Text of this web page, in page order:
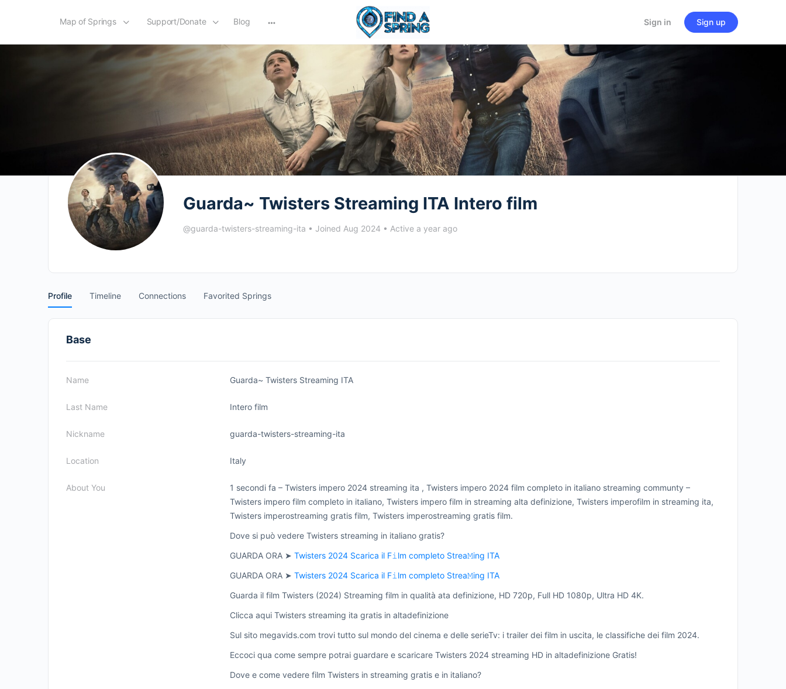
Map of Springs Support/Donate Blog
options
Sign in Sign up
Guarda~ Twisters Streaming ITA Intero film
@guarda-twisters-streaming-ita • Joined Aug 2024 • Active a year ago
Profile Timeline Connections Favorited Springs
Base
Name Guarda~ Twisters Streaming ITA
Last Name Intero film
Nickname guarda-twisters-streaming-ita
Location Italy
About You
1 secondi fa – Twisters impero 2024 streaming ita , Twisters impero 2024 film completo in italiano streaming communty –
Twisters impero film completo in italiano, Twisters impero film in streaming alta definizione, Twisters imperofilm in streaming ita,
Twisters imperostreaming gratis film, Twisters imperostreaming gratis film.
Dove si può vedere Twisters streaming in italiano gratis?
GUARDA ORA ➤ Twisters 2024 Scarica il F𝚒lm completo Strea𝙼ing ITA
GUARDA ORA ➤ Twisters 2024 Scarica il F𝚒lm completo Strea𝙼ing ITA
Guarda il film Twisters (2024) Streaming film in qualità ata definizione, HD 720p, Full HD 1080p, Ultra HD 4K.
Clicca aqui Twisters streaming ita gratis in altadefinizione
Sul sito megavids.com trovi tutto sul mondo del cinema e delle serieTv: i trailer dei film in uscita, le classifiche dei film 2024.
Eccoci qua come sempre potrai guardare e scaricare Twisters 2024 streaming HD in altadefinizione Gratis!
Dove e come vedere film Twisters in streaming gratis e in italiano?